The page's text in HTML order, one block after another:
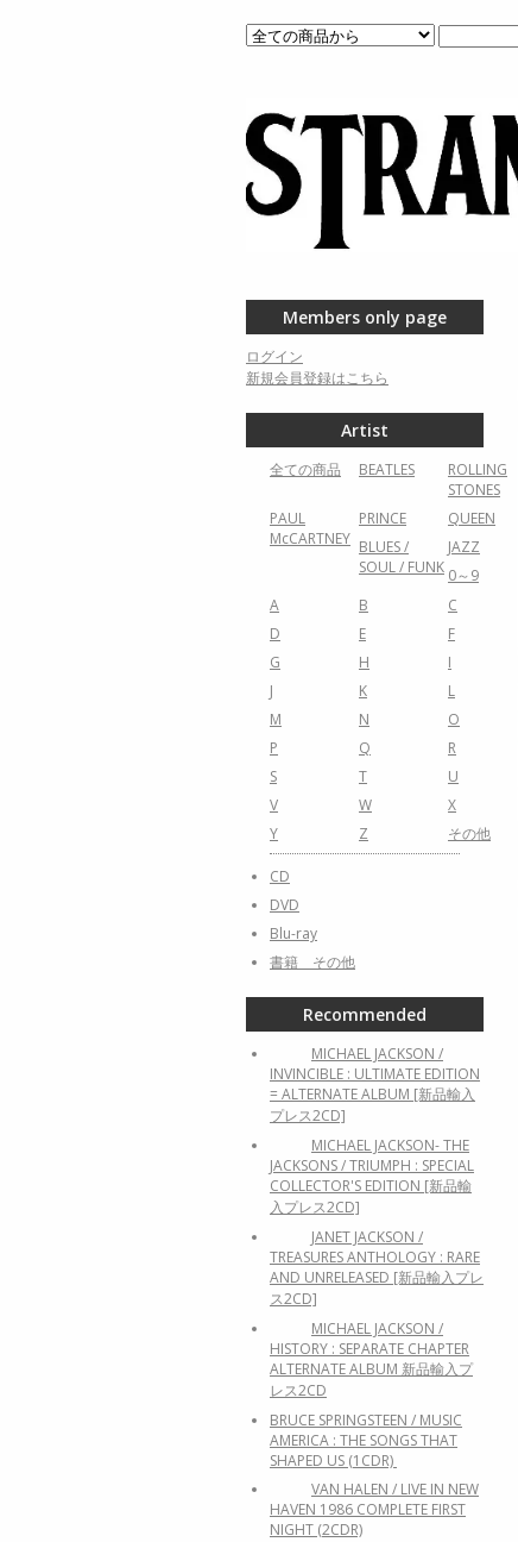
Members only page
ログイン
新規会員登録はこちら
Artist
全ての商品 BEATLES
ROLLING
STONES
PAUL
McCARTNEY
PRINCE
QUEEN
BLUES /
SOUL / FUNK
JAZZ
0～9
A
B
C
D
E
F
G
H
I
J
K
L
M
N
O
P
Q
R
S
T
U
V
W
X
Y
Z その他
CD
DVD
Blu-ray
書籍 その他
Recommended
MICHAEL JACKSON /
INVINCIBLE : ULTIMATE EDITION
= ALTERNATE ALBUM [新品輸入
プレス2CD]
MICHAEL JACKSON- THE
JACKSONS / TRIUMPH : SPECIAL
COLLECTOR'S EDITION [新品輸
入プレス2CD]
JANET JACKSON /
TREASURES ANTHOLOGY : RARE
AND UNRELEASED [新品輸入プレ
ス2CD]
MICHAEL JACKSON /
HISTORY : SEPARATE CHAPTER
ALTERNATE ALBUM 新品輸入プ
レス2CD
BRUCE SPRINGSTEEN / MUSIC
AMERICA : THE SONGS THAT
SHAPED US (1CDR)
VAN HALEN / LIVE IN NEW
HAVEN 1986 COMPLETE FIRST
NIGHT (2CDR)